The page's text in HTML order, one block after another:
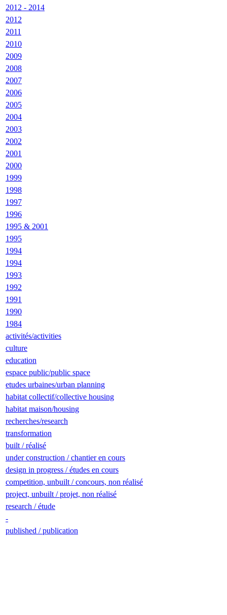
2012 - 2014
2012
2011
2010
2009
2008
2007
2006
2005
2004
2003
2002
2001
2000
1999
1998
1997
1996
1995 & 2001
1995
1994
1994
1993
1992
1991
1990
1984
activités/activities
culture
education
espace public/public space
etudes urbaines/urban planning
habitat collectif/collective housing
habitat maison/housing
recherches/research
transformation
built / réalisé
under construction / chantier en cours
design in progress / études en cours
competition, unbuilt / concours, non réalisé
project, unbuilt / projet, non réalisé
research / étude
-
published / publication